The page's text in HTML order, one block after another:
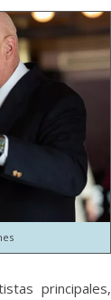
principales,